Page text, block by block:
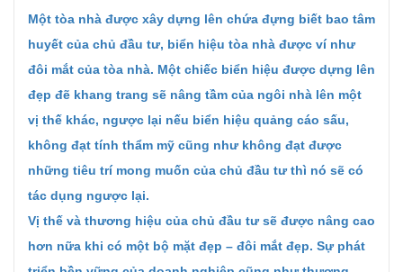
Một tòa nhà được xây dựng lên chứa đựng biết bao tâm
huyết của chủ đầu tư, biển hiệu tòa nhà được ví như
đôi mắt của tòa nhà. Một chiếc biển hiệu được dựng lên
đẹp đẽ khang trang sẽ nâng tầm của ngôi nhà lên một
vị thế khác, ngược lại nếu biển hiệu quảng cáo sấu,
không đạt tính thẩm mỹ cũng như không đạt được
những tiêu trí mong muốn của chủ đầu tư thì nó sẽ có
tác dụng ngược lại.
Vị thế và thương hiệu của chủ đầu tư sẽ được nâng cao
hơn nữa khi có một bộ mặt đẹp – đôi mắt đẹp. Sự phát